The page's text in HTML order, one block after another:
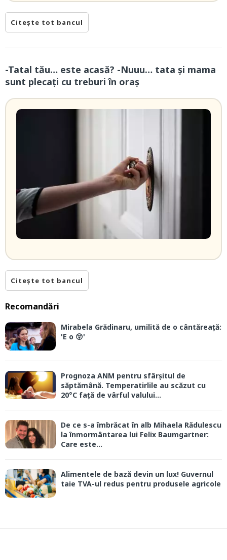
Citește tot bancul
-Tatal tău… este acasă? -Nuuu… tata și mama
sunt plecați cu treburi în oraș
Citește tot bancul
Recomandări
Mirabela Grădinaru, umilită de o cântăreață:
'E o 😲'
Prognoza ANM pentru sfârșitul de
săptămână. Temperatirlile au scăzut cu
20°C față de vârful valului...
De ce s-a îmbrăcat în alb Mihaela Rădulescu
la înmormântarea lui Felix Baumgartner:
Care este...
Alimentele de bază devin un lux! Guvernul
taie TVA-ul redus pentru produsele agricole